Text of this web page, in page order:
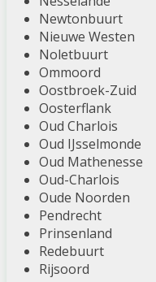
Newtonbuurt
Nieuwe Westen
Noletbuurt
Ommoord
Oostbroek-Zuid
Oosterflank
Oud Charlois
Oud IJsselmonde
Oud Mathenesse
Oud-Charlois
Oude Noorden
Pendrecht
Prinsenland
Redebuurt
Rijsoord